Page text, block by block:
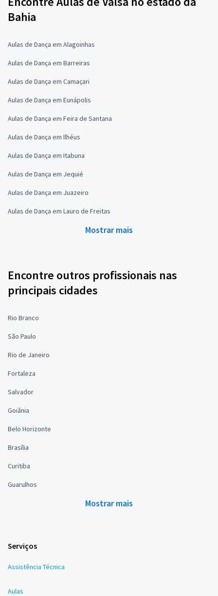
Bahia
Aulas de Dança em Alagoinhas
Aulas de Dança em Barreiras
Aulas de Dança em Camaçari
Aulas de Dança em Eunápolis
Aulas de Dança em Feira de Santana
Aulas de Dança em Ilhéus
Aulas de Dança em Itabuna
Aulas de Dança em Jequié
Aulas de Dança em Juazeiro
Aulas de Dança em Lauro de Freitas
Mostrar mais
Encontre outros profissionais nas
principais cidades
Rio Branco
São Paulo
Rio de Janeiro
Fortaleza
Salvador
Goiânia
Belo Horizonte
Brasília
Curitiba
Guarulhos
Mostrar mais
Serviços
Assistência Técnica
Aulas